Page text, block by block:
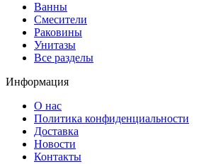
Ванны
Смесители
Раковины
Унитазы
Все разделы
Информация
О нас
Политика конфиденциальности
Доставка
Новости
Контакты